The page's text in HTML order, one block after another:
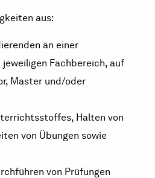
aus:
an einer
Fachbereich, auf
Master und/oder
Halten von
von Übungen sowie
von Prüfungen